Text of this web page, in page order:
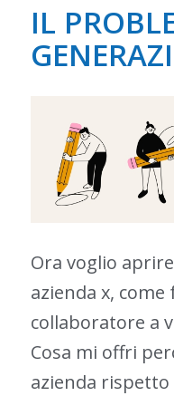
IL
Ora voglio
azienda x,
collaboratore a
Cosa mi offri
azienda rispetto